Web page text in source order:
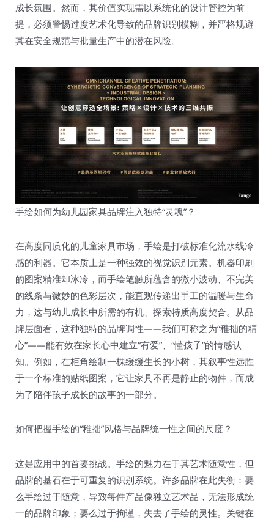
成长氛围。然而，其价值实现需以系统化的设计管控为前
提，必须警惕过度艺术化导致的品牌识别模糊，并严格规避
其在安全规范与批量生产中的潜在风险。
手绘如何为幼儿园家具品牌注入独特“灵魂”？
在高度同质化的儿童家具市场，手绘是打破标准化流水线冷
感的利器。它本质上是一种强效的视觉识别元素。机器印刷
的图案精准却冰冷，而手绘笔触所蕴含的微小波动、不完美
的线条与微妙的色彩层次，能直观传递出手工的温暖与生命
力，这与幼儿成长中所需的有机、探索特质高度契合。从品
牌层面看，这种独特的品牌调性——我们可称之为“稚拙的精
心”——能有效在家长心中建立“有爱”、“懂孩子”的情感认
知。例如，在柜角绘制一棵缓缓生长的小树，其叙事性远胜
于一个标准的贴纸图案，它让家具不再是静止的物件，而成
为了陪伴孩子成长的故事的一部分。
如何把握手绘的“稚拙”风格与品牌统一性之间的尺度？
这是应用中的首要挑战。手绘的魅力在于其艺术随意性，但
品牌的基石在于可重复的识别系统。许多品牌在此失衡：要
么手绘过于随意，导致每件产品像独立艺术品，无法形成统
一的品牌印象；要么过于拘谨，失去了手绘的灵性。关键在